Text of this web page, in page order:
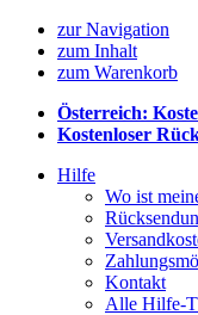
zur Navigation
zum Inhalt
zum Warenkorb
Österreich:
Kostenloser
Hilfe
Wo ist
Kontakt
Alle Hilfe-